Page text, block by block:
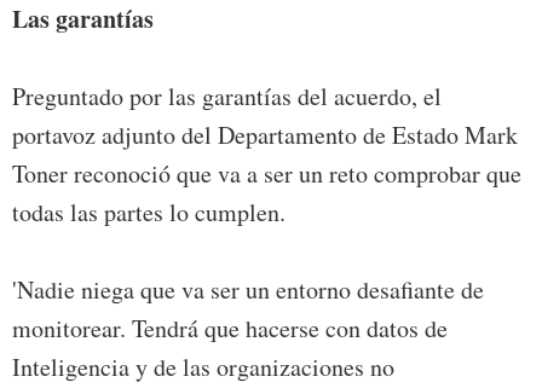
Las garantías
Preguntado por las garantías del acuerdo, el
portavoz adjunto del Departamento de Estado Mark
Toner reconoció que va a ser un reto comprobar que
todas las partes lo cumplen.
'Nadie niega que va ser un entorno desafiante de
monitorear. Tendrá que hacerse con datos de
Inteligencia y de las organizaciones no